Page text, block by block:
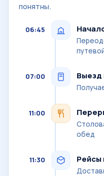
понятны.
06:45
07:00 Выезд
11:00
обед
11:30 Рейсы